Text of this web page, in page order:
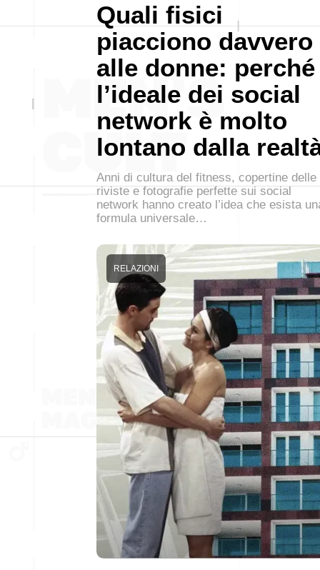
Quali fisici
piacciono davvero
alle donne: perché
l’ideale dei social
network è molto
lontano dalla
Anni di cultura del fitness, copertine delle
riviste e fotografie perfette sui social
network hanno creato l’idea che esista
formula universale…
RELAZIONI